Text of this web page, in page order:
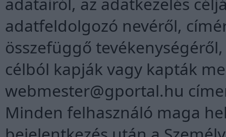
adatfeldolgozó nevéről,
összefüggő
célból kapják vagy kapták
webmester@gportal.hu
Minden felhasználó maga